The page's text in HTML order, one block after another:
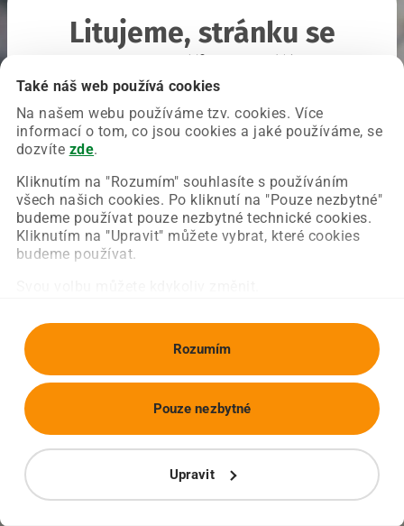
Také náš web používá cookies
Na našem webu používáme tzv. cookies. Více
informací o tom, co jsou cookies a jaké používáme, se
dozvíte zde.
Kliknutím na "Rozumím" souhlasíte s používáním
všech našich cookies. Po kliknutí na "Pouze nezbytné"
budeme používat pouze nezbytné technické cookies.
Kliknutím na "Upravit" můžete vybrat, které cookies
budeme používat.
Rozumím
Upravit
Pouze nezbytné
Litujeme, stránku se
Chyba nastala na naší straně a už ji opravujeme.
Zkuste prosím znovu načíst požadovanou stránku.
Obnovit stránku Úvodní strana